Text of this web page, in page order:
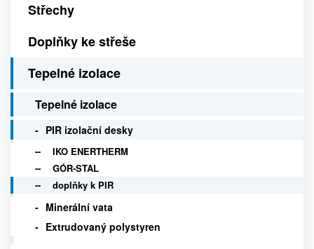
Střechy
Doplňky ke střeše
Tepelné izolace
Tepelné izolace
PIR izolační desky
IKO ENERTHERM
GÓR-STAL
doplňky k PIR
Minerální vata
Extrudovaný polystyren